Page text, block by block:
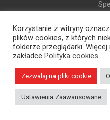
Często
Poradnik o
Punkty
Praca
Korzystanie z witryny
plików cookies, z których
folderze przeglądarki.
zakładce Polityka cookies
Zezwalaj na pliki cookie
Ustawienia Zaawansowane